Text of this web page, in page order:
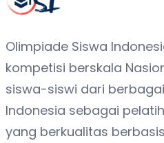
Olimpiade Siswa
kompetisi berskala
siswa-siswi dari
Indonesia sebagai
yang berkualitas